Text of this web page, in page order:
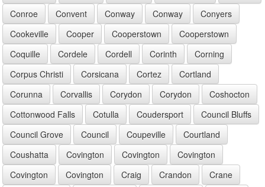
Conroe
Convent Conway Conway
Conyers
Cookeville
Cooper Cooperstown
Cooperstown
Coquille
Cordele Cordell Corinth
Corning
Corpus Christi
Corsicana Cortez
Cortland
Corunna
Corvallis Corydon Corydon
Coshocton
Cottonwood Falls
Cotulla Coudersport
Council Bluffs
Council Grove
Council Coupeville
Courtland
Coushatta
Covington Covington
Covington
Covington
Covington Craig Crandon
Crane